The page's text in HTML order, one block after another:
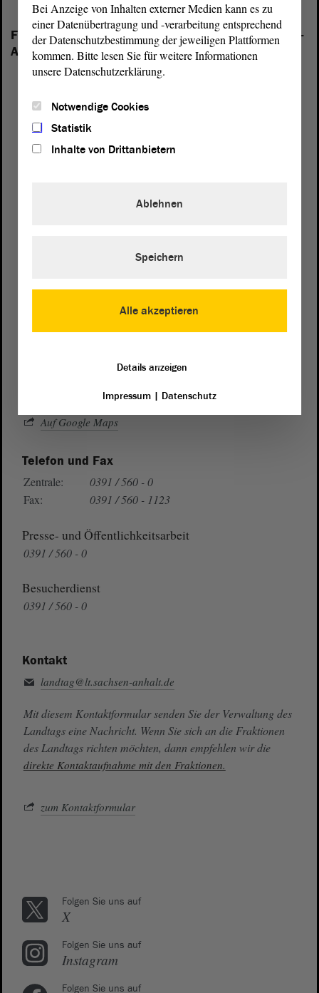
Folgende Fraktionen sind im Landtag von Sachsen-
Anhalt vertreten:
Wegbeschreibung
Auf Google Maps
Telefon und Fax
Zentrale:
0391 / 560 - 0
Fax:
0391 / 560 - 1123
Presse- und Öffentlichkeitsarbeit
0391 / 560 - 0
Besucherdienst
0391 / 560 - 0
Kontakt
landtag@lt.sachsen-anhalt.de
Mit diesem Kontaktformular senden Sie der Verwaltung des
Landtags eine Nachricht. Wenn Sie sich an die Fraktionen
des Landtags richten möchten, dann empfehlen wir die
direkte Kontaktaufnahme mit den Fraktionen.
zum Kontaktformular
Folgen Sie uns auf
X
Folgen Sie uns auf
Instagram
Folgen Sie uns auf
Bei Anzeige von Inhalten externer Medien kann es zu
einer Datenübertragung und -verarbeitung entsprechend
der Datenschutzbestimmung der jeweiligen Plattformen
kommen. Bitte lesen Sie für weitere Informationen
unsere Datenschutzerklärung.
Notwendige Cookies
Statistik
Inhalte von Drittanbietern
Alle akzeptieren
Ablehnen
Speichern
Details anzeigen
Impressum| Datenschutz